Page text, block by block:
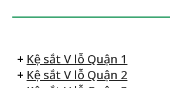
+ Kệ sắt V lỗ Quận 1
+ Kệ sắt V lỗ Quận 2